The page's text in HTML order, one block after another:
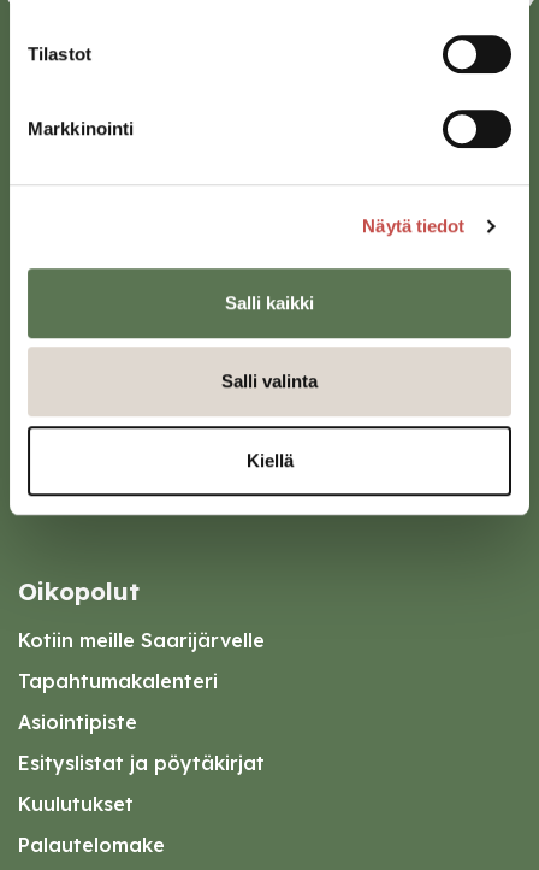
Tilastot
Markkinointi
Näytä tiedot
Salli kaikki
Salli valinta
Kiellä
Sivulantie 11, PL 13
kirjaamo@saarijarvi.fi
Oikopolut
Kotiin meille Saarijärvelle
Tapahtumakalenteri
Asiointipiste
Esityslistat ja pöytäkirjat
Kuulutukset
Palautelomake